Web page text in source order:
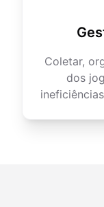
Coletar,
dos